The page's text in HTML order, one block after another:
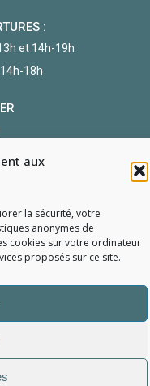
aux
la sécurité, votre
anonymes de
cookies sur votre ordinateur
proposés sur ce site.
:
et 14h-19h
18h
Tous droits réservés